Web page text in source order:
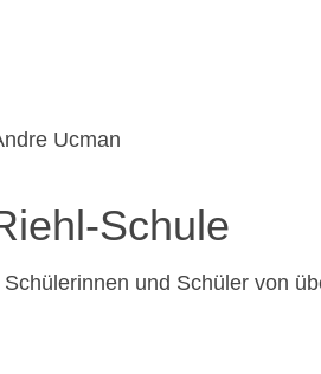
Ucman
Schule
und Schüler von